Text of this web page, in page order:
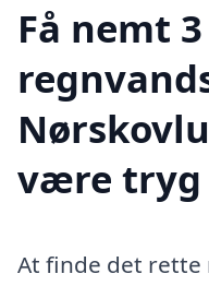
Få nemt
være tryg
At finde det